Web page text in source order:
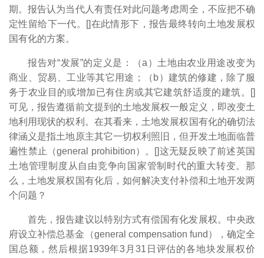
期。报告认为当代人有责任对此问题考虑周全，不应把不确
定性留给下一代。[]在此情形下，报告最终转向土地发展权
国有化的方案。
报告对“发展”的定义是：（a）土地由农业用途改变为
商业、贸易、工业等其它用途；（b）建筑的修建，除了服
务于农业目的或增加已有住房或其它建筑舒适度的建筑。[]
可见，报告遵循前文提到的土地发展权一般定义，即改变土
地利用现状的权利。在其看来，土地发展权国有化的确切法
律涵义是指土地原主其它一切权利照旧，但开发土地面临普
遍性禁止（general prohibition）。[]这无疑反映了前述英国
土地管理制度从自由竞争向国家管制时代的重大转变。那
么，土地发展权国有化后，如何解决支付补偿和土地开发两
个问题？
首先，报告建议以特别方式有偿国有化发展权。中央政
府设立补偿总基金（general compensation fund），确定全
国总额，然后根据1939年3月31日评估的各地块发展权价